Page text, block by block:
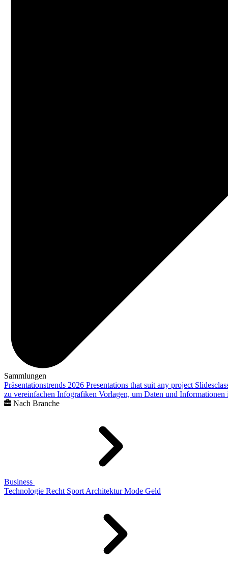
Sammlungen
Präsentationstrends 2026 Presentations that suit any project
zu vereinfachen Infografiken Vorlagen, um Daten und
Nach Branche
Business
Technologie Recht Sport Architektur Mode Geld